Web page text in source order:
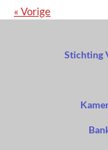
« Vorige
Stichting